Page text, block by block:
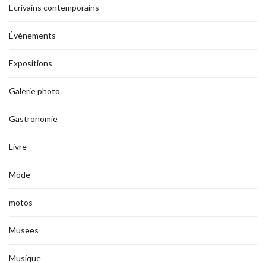
Ecrivains contemporains
Évènements
Expositions
Galerie photo
Gastronomie
Livre
Mode
motos
Musees
Musique